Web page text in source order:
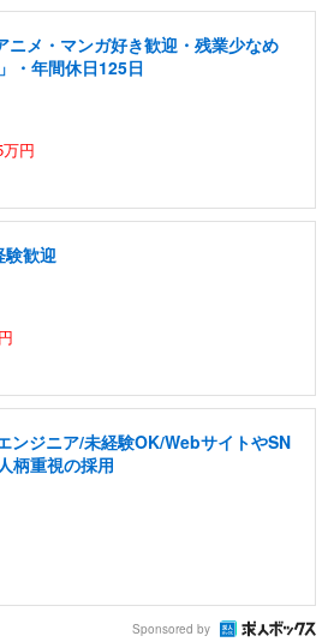
ニメ・マンガ好き歓迎・残業少なめ
・年間休日125日
円
歓迎
ンジニア/未経験OK/WebサイトやSN
柄重視の採用
Sponsored by